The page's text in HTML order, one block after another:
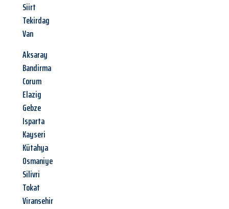
Siirt
Tekirdag
Van
Aksaray
Bandirma
Corum
Elazig
Gebze
Isparta
Kayseri
Kütahya
Osmaniye
Silivri
Tokat
Viransehir